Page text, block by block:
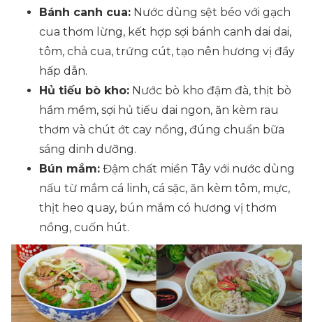
Bánh canh cua: Nước dùng sệt béo với gạch
cua thơm lừng, kết hợp sợi bánh canh dai dai,
tôm, chả cua, trứng cút, tạo nên hương vị đầy
hấp dẫn.
Hủ tiếu bò kho: Nước bò kho đậm đà, thịt bò
hầm mềm, sợi hủ tiếu dai ngon, ăn kèm rau
thơm và chút ớt cay nồng, đúng chuẩn bữa
sáng dinh dưỡng.
Bún mắm: Đậm chất miền Tây với nước dùng
nấu từ mắm cá linh, cá sặc, ăn kèm tôm, mực,
thịt heo quay, bún mắm có hương vị thơm
nồng, cuốn hút.